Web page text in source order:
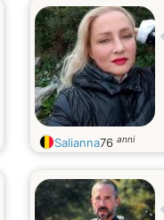
Salianna76 anni